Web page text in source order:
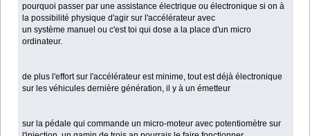
pourquoi passer par une assistance électrique ou électronique si on à
la possibilité physique d'agir sur l'accélérateur avec
un système manuel ou c'est toi qui dose a la place d'un micro
ordinateur.
de plus l'effort sur l'accélérateur est minime, tout est déjà électronique
sur les véhicules dernière génération, il y à un émetteur
sur la pédale qui commande un micro-moteur avec potentiomètre sur